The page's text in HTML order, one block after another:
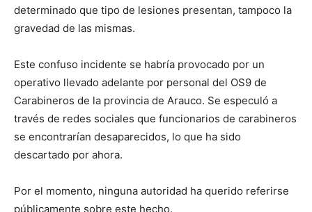
determinado que tipo de lesiones presentan, tampoco la
gravedad de las mismas.
Este confuso incidente se habría provocado por un
operativo llevado adelante por personal del OS9 de
Carabineros de la provincia de Arauco. Se especuló a
través de redes sociales que funcionarios de carabineros
se encontrarían desaparecidos, lo que ha sido
descartado por ahora.
Por el momento, ninguna autoridad ha querido referirse
públicamente sobre este hecho.